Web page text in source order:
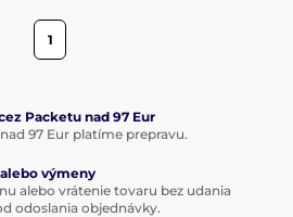
1
Packetu nad 97 Eur
97 Eur platíme prepravu.
výmeny
alebo vrátenie tovaru bez udania
odoslania objednávky.